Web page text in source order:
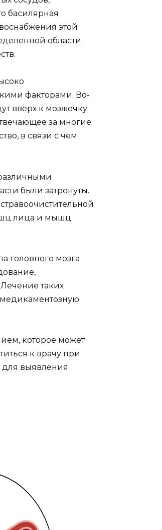
басилярная
этой
области
факторами. Во-
вверх к мозжечку
за многие
в связи с чем
были затронуты.
лица и мышц
головного мозга
таких
которое может
к врачу при
для выявления